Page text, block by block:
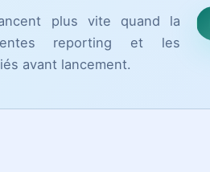
plus vite quand la
reporting et les
avant lancement.